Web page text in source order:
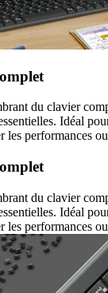
du clavier
Idéal
les performances
du clavier
Idéal
les performances